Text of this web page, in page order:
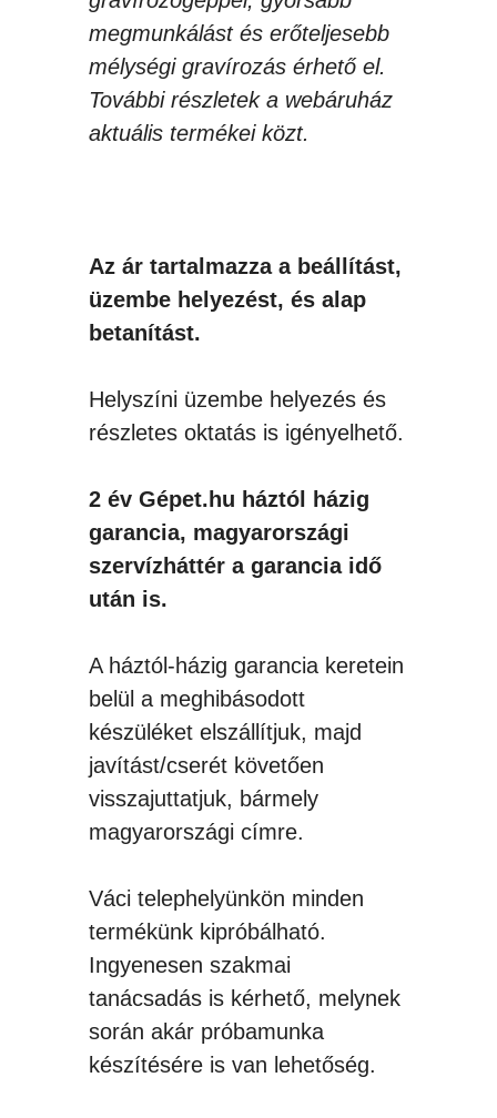
megmunkálást és erőteljesebb
mélységi gravírozás érhető el.
További részletek a webáruház
aktuális termékei közt.
Az ár tartalmazza a beállítást,
üzembe helyezést, és alap
betanítást.
Helyszíni üzembe helyezés és
részletes oktatás is igényelhető.
2 év Gépet.hu háztól házig
garancia, magyarországi
szervízháttér a garancia idő
után is.
A háztól-házig garancia keretein
belül a meghibásodott
készüléket elszállítjuk, majd
javítást/cserét követően
visszajuttatjuk, bármely
magyarországi címre.
Váci telephelyünkön minden
termékünk kipróbálható.
Ingyenesen szakmai
tanácsadás is kérhető, melynek
során akár próbamunka
készítésére is van lehetőség.